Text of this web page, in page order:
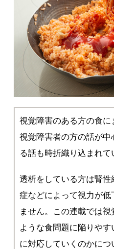
視覚障害のある方の食
視覚障害者の方の話が
る話も時折織り込まれて
透析をしている方は腎
症などによって視力が低
ません。この連載では
ような食問題に陥りやす
に対応していくのかにつ